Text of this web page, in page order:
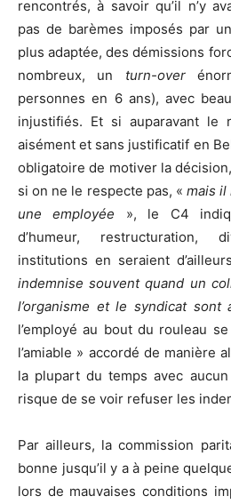
rencontrés, à savoir qu’il n’y
pas de barèmes imposés par
plus adaptée, des démissions
nombreux, un turn-over
personnes en 6 ans), avec
injustifiés. Et si auparavant le
aisément et sans justificatif en
obligatoire de motiver la
si on ne le respecte pas, « mais il
une employée », le C4
d’humeur, restructuration,
institutions en seraient
indemnise souvent quand un
l’organisme et le syndicat sont
l’employé au bout du rouleau
l’amiable » accordé de manière
la plupart du temps avec
risque de se voir refuser les
Par ailleurs, la commission
bonne jusqu’il y a à peine
lors de mauvaises conditions